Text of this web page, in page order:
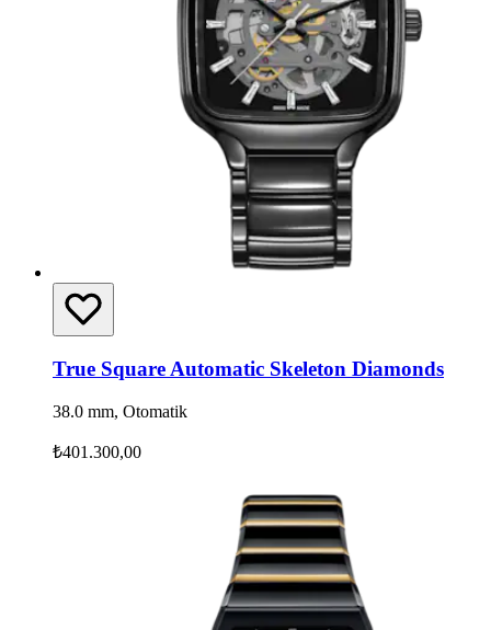
True Square Automatic Skeleton Diamonds
38.0 mm, Otomatik
₺401.300,00